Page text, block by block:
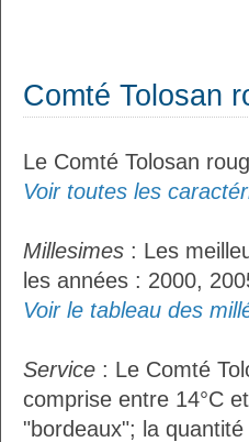
Comté Tolosan
Le Comté Tolosan
Voir toutes les
Millesimes : Les
les années : 2000,
Voir le tableau des
Service : Le Comté
comprise entre 14°C
"bordeaux"; la